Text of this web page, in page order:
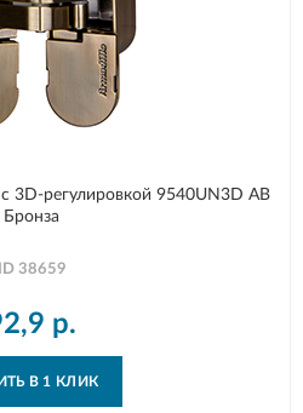
с 3D-регулировкой 9540UN3D AB
Бронза
ID 38659
р.
В 1 КЛИК